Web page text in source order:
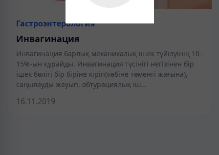
Гастроэнтерология
Инвагинация
Инвагинация барлық механикалық ішек түйілуінің 10–
15%-ын құрайды. Инвагинация түсінігі негізінен бір
ішек бөлігі бір біріне кіріп(көбіне төменгі жағына),
саңылауды жауып, обтурациялық іш…
16.11.2019